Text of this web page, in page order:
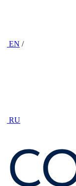
EN /
RU